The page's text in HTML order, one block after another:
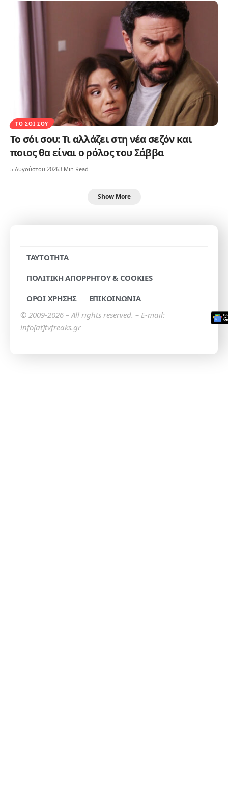
ΤΟ ΣΌΙ ΣΟΥ
Το σόι σου: Τι αλλάζει στη νέα σεζόν και
ποιος θα είναι ο ρόλος του Σάββα
5 Αυγούστου 20263 Min Read
Show More
TAYTOTHTA
ΠΟΛΙΤΙΚΗ ΑΠΟΡΡΗΤΟΥ & COOKIES
ΟΡΟΙ ΧΡΗΣΗΣ
ΕΠΙΚΟΙΝΩΝΙΑ
© 2009-2026 – All rights reserved. – E-mail:
info[at]tvfreaks.gr